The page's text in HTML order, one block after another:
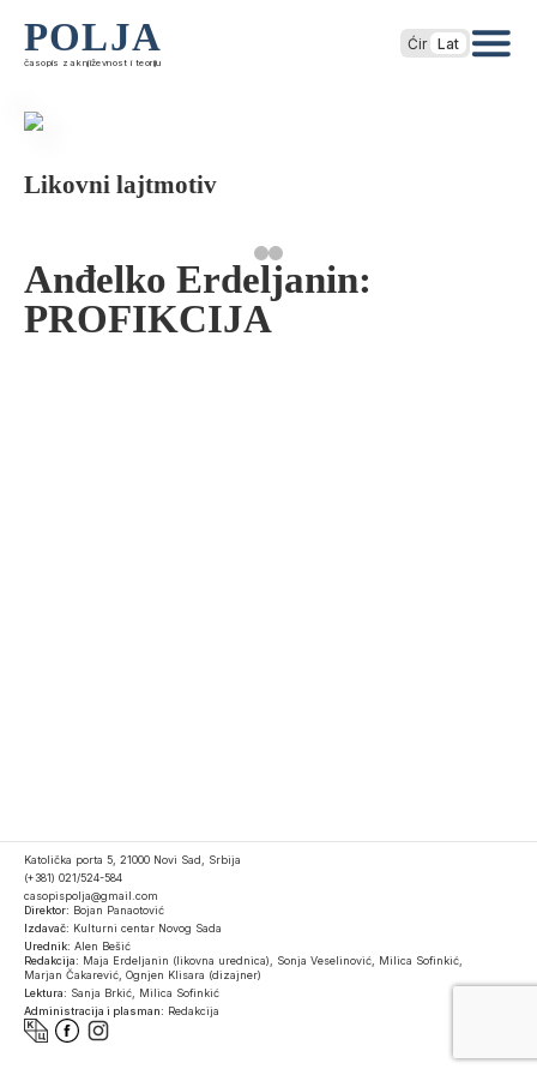
POLJA
časopis za književnost i teoriju
Ćir Lat
Likovni lajtmotiv
Anđelko Erdeljanin:
PROFIKCIJA
Katolička porta 5, 21000 Novi Sad, Srbija
(+381) 021/524-584
casopispolja@gmail.com
Direktor: Bojan Panaotović
Izdavač: Kulturni centar Novog Sada
Urednik: Alen Bešić
Redakcija: Maja Erdeljanin (likovna urednica), Sonja Veselinović, Milica Sofinkić,
Marjan Čakarević, Ognjen Klisara (dizajner)
Lektura: Sanja Brkić, Milica Sofinkić
Administracija i plasman: Redakcija